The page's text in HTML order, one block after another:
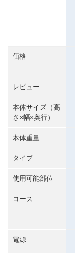
価格
レビュー
本体サイズ（高
さ×幅×奥行）
本体重量
タイプ
使用可能部位
コース
電源